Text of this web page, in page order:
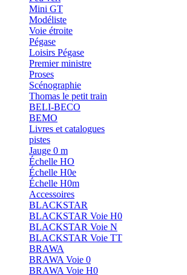
Mini GT
Modéliste
Voie étroite
Pégase
Loisirs Pégase
Premier ministre
Proses
Scénographie
Thomas le petit train
BELI-BECO
BEMO
Livres et catalogues
pistes
Jauge 0 m
Échelle HO
Échelle H0e
Échelle H0m
Accessoires
BLACKSTAR
BLACKSTAR Voie H0
BLACKSTAR Voie N
BLACKSTAR Voie TT
BRAWA
BRAWA Voie 0
BRAWA Voie H0